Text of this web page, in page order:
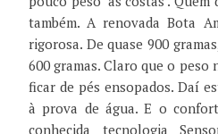
também. A renovada Bota
rigorosa. De quase 900
600 gramas. Claro que o peso
ficar de pés ensopados. Daí
à prova de água. E o
conhecida tecnologia